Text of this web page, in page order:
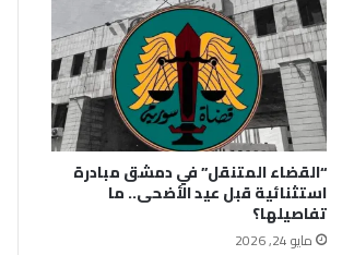
“القضاء المتنقل” في دمشق مبادرة
استثنائية قبل عيد الأضحى.. ما
تفاصيلها؟
مايو 24, 2026